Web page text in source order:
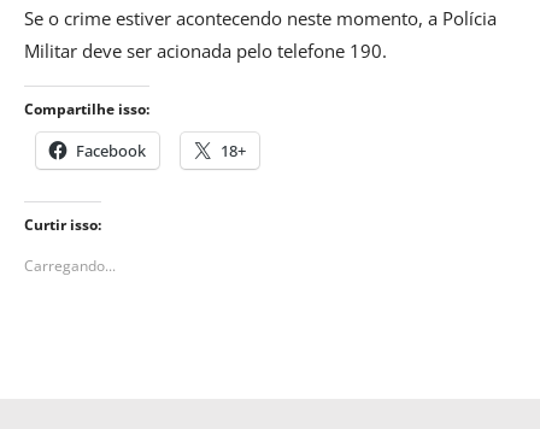
Se o crime estiver acontecendo neste momento, a Polícia
Militar deve ser acionada pelo telefone 190.
Compartilhe isso:
Facebook 18+
Curtir isso:
Carregando...